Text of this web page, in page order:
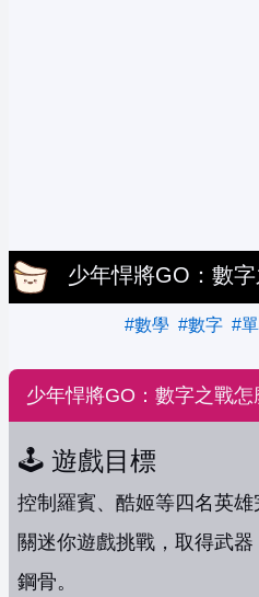
少年悍將GO：數
#數學 #數字 #
少年悍將GO：數字之戰怎
🕹️ 遊戲目標
控制羅賓、酷姬等四名英
關迷你遊戲挑戰，取得武
鋼骨。